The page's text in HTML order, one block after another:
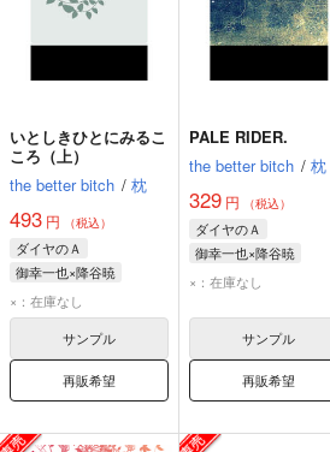
いとしきひとにみるこ
ころ（上）
the better bitch / 枕
493 円 （税込）
ダイヤのＡ
御幸一也×降谷暁
御幸一也
×：在庫なし
サンプル
再販希望
PALE RIDER.
the better bitch / 枕
329 円 （税込）
ダイヤのＡ
御幸一也×降谷暁
御幸一也
×：在庫なし
サンプル
再販希望